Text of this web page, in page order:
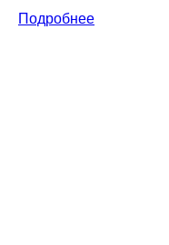
Подробнее